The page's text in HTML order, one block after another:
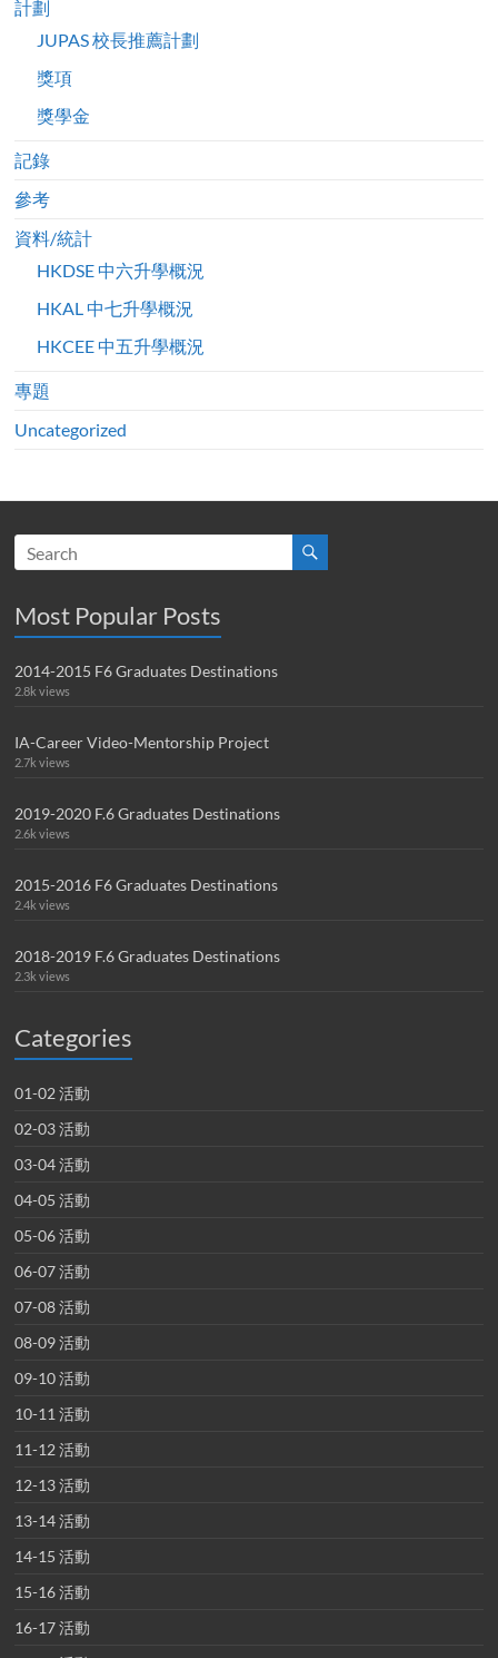
計劃
JUPAS 校長推薦計劃
獎項
獎學金
記錄
參考
資料/統計
HKDSE 中六升學概況
HKAL 中七升學概況
HKCEE 中五升學概況
專題
Uncategorized
Most Popular Posts
2014-2015 F6 Graduates Destinations
2.8k views
IA-Career Video-Mentorship Project
2.7k views
2019-2020 F.6 Graduates Destinations
2.6k views
2015-2016 F6 Graduates Destinations
2.4k views
2018-2019 F.6 Graduates Destinations
2.3k views
Categories
01-02 活動
02-03 活動
03-04 活動
04-05 活動
05-06 活動
06-07 活動
07-08 活動
08-09 活動
09-10 活動
10-11 活動
11-12 活動
12-13 活動
13-14 活動
14-15 活動
15-16 活動
16-17 活動